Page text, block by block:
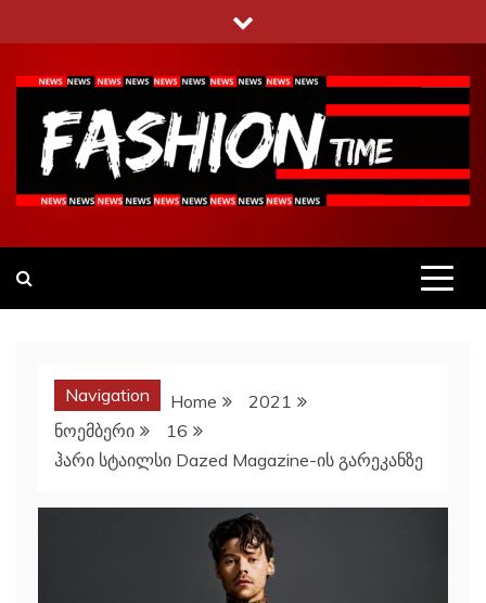
to
content
Navigation Home
2021
ნოემბერი
16
ჰარი სტაილსი Dazed Magazine-ის გარეკანზე